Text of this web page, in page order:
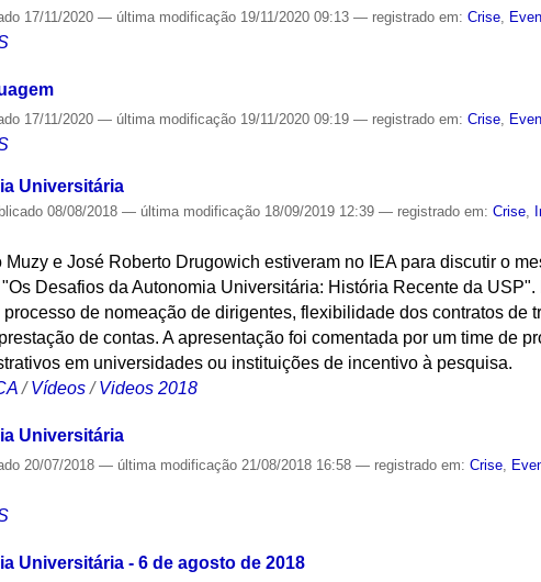
17/11/2020— última modificação 19/11/2020 09:13— registrado em:Crise
17/11/2020— última modificação 19/11/2020 09:19— registrado em:Crise
Universitária
08/08/2018— última modificação 18/09/2019 12:39— registrado em:Crise,
e José Roberto Drugowich estiveram no IEA para discutir o
Desafios da Autonomia Universitária: História Recente da
de nomeação de dirigentes, flexibilidade dos contratos de
de contas. A apresentação foi comentada por um time de
em universidades ou instituições de incentivo à pesquisa.
/Vídeos /Videos 2018
Universitária
20/07/2018— última modificação 21/08/2018 16:58— registrado em:Crise,
Universitária - 6 de agosto de 2018